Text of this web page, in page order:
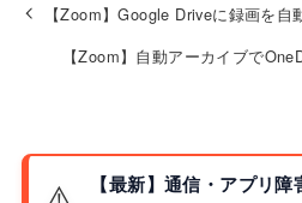
【Zoom】Google Driveに録画を自
【Zoom】自動アーカイブで
【最新】通信・アプリ障